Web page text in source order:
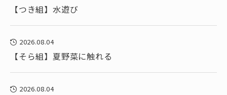
【つき組】水遊び
2026.08.04
【そら組】夏野菜に触れる
2026.08.04